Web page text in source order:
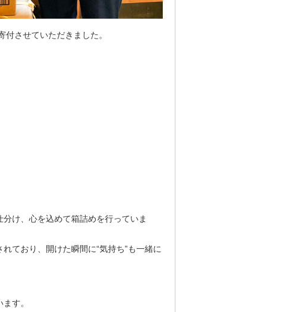
させていただきました。
け、心を込めて箱詰めを行っていま
ており、開けた瞬間に“気持ち”も一緒に
す。